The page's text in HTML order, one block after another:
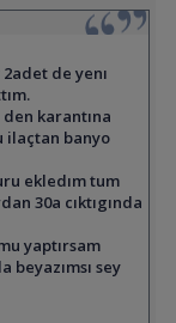
2adet de yenı
karantına
ilaçtan banyo
ekledım tum
30a cıktıgında
yaptırsam
beyazımsı sey